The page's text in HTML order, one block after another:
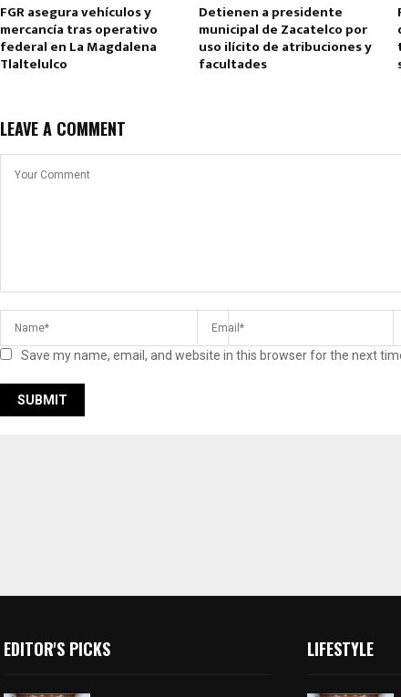
FGR asegura vehículos y
mercancía tras operativo
federal en La Magdalena
Tlaltelulco
Detienen a presidente
municipal de Zacatelco por
uso ilícito de atribuciones y
facultades
LEAVE A COMMENT
Save my name, email, and website in this browser for the next
EDITOR'S PICKS LIFESTYLE